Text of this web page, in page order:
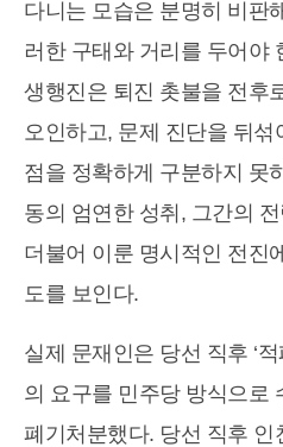
다니는 모습은 분명히 비판
러한 구태와 거리를 두어야
생행진은 퇴진 촛불을 전후
오인하고, 문제 진단을 뒤
점을 정확하게 구분하지 못
동의 엄연한 성취, 그간의
더불어 이룬 명시적인 전진
도를 보인다.
실제 문재인은 당선 직후 ‘
의 요구를 민주당 방식으로
폐기처분했다. 당선 직후 인